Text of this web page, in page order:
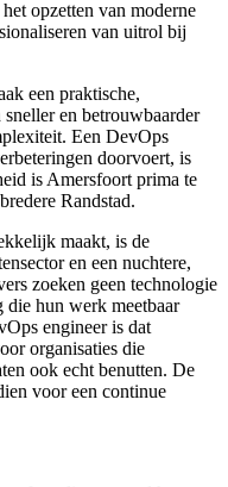
opzetten van moderne
van uitrol bij
een praktische,
en betrouwbaarder
Een DevOps
doorvoert, is
is Amersfoort prima te
Randstad.
maakt, is de
en een nuchtere,
zoeken geen technologie
die hun werk meetbaar
engineer is dat
organisaties die
ook echt benutten. De
voor een continue